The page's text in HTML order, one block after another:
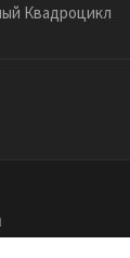
Квадроцикл